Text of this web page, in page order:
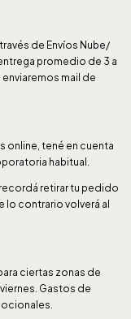
de Envíos Nube/
promedio de 3 a
mail de
online, tené en cuenta
habitual.
retirar tu pedido
lo contrario volverá al
ciertas zonas de
Gastos de